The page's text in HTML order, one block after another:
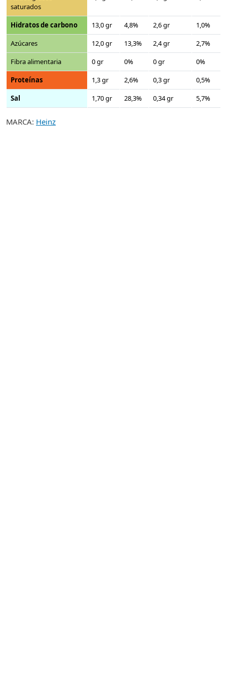
saturados
Hidratos de carbono 13,0 gr 4,8% 2,6 gr
1,0%
Azúcares
12,0 gr 13,3% 2,4 gr
2,7%
Fibra alimentaria
0 gr 0% 0 gr
0%
Proteínas
1,3 gr 2,6% 0,3 gr
0,5%
Sal
1,70 gr 28,3% 0,34 gr 5,7%
MARCA: Heinz